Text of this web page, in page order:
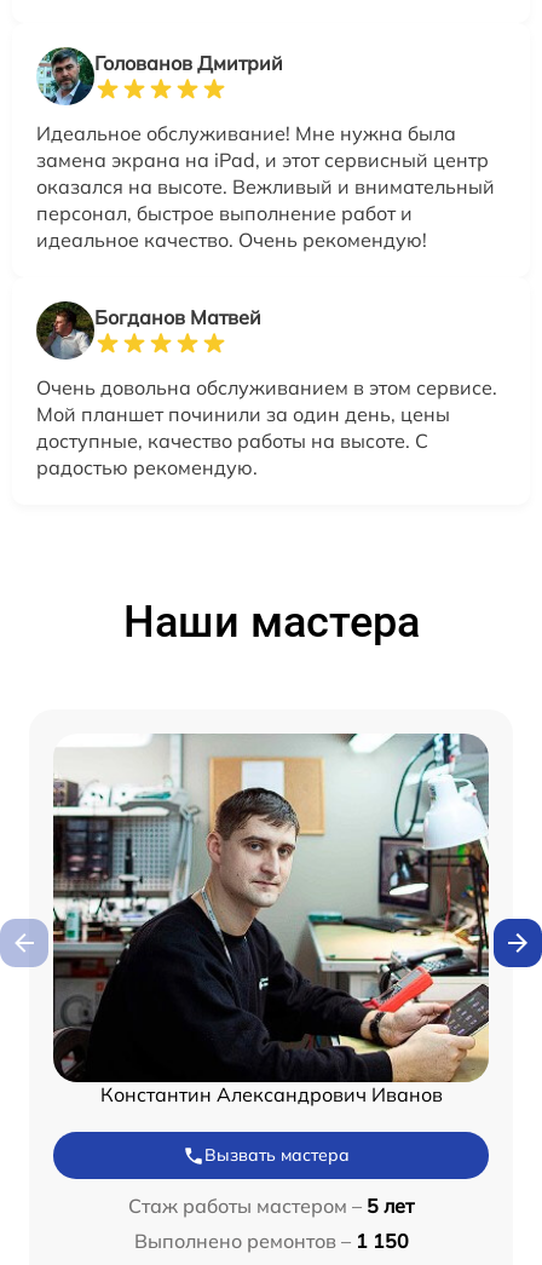
Голованов Дмитрий
Идеальное обслуживание! Мне нужна была
замена экрана на iPad, и этот сервисный центр
оказался на высоте. Вежливый и внимательный
персонал, быстрое выполнение работ и
идеальное качество. Очень рекомендую!
Богданов Матвей
Очень довольна обслуживанием в этом сервисе.
Мой планшет починили за один день, цены
доступные, качество работы на высоте. С
радостью рекомендую.
Наши мастера
Константин Александрович Иванов
Вызвать мастера
Стаж работы мастером – 5 лет
Выполнено ремонтов – 1 150